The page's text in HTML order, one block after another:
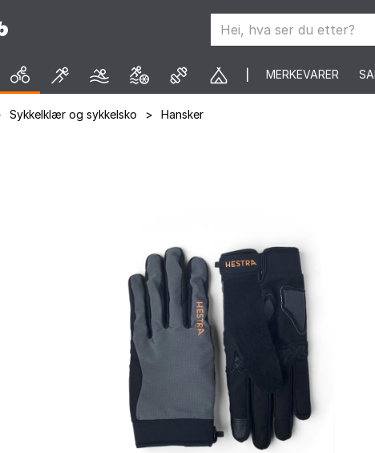
MERKEVARER
Sykkelklær og sykkelsko > Hansker